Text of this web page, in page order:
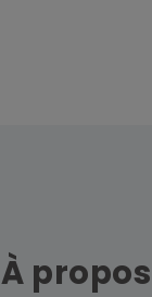
À propos